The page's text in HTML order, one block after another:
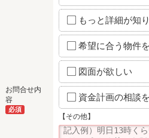
お問合せ内
容
必須
もっと詳細が知
希望に合う物件
図面が欲しい
資金計画の相談
【その他】